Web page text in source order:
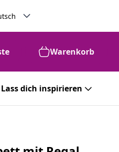
Warenkorb
Lass dich inspirieren